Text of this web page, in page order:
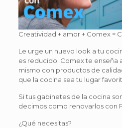
Creatividad + amor + Comex =
Le urge un nuevo look a tu
es reducido. Comex te enseña
mismo con productos de
que la cocina sea tu lugar
Si tus gabinetes de la cocina
decimos como renovarlos con
¿Qué necesitas?